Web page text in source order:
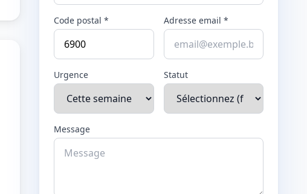
Code postal * Adresse email *
Urgence Statut
Message